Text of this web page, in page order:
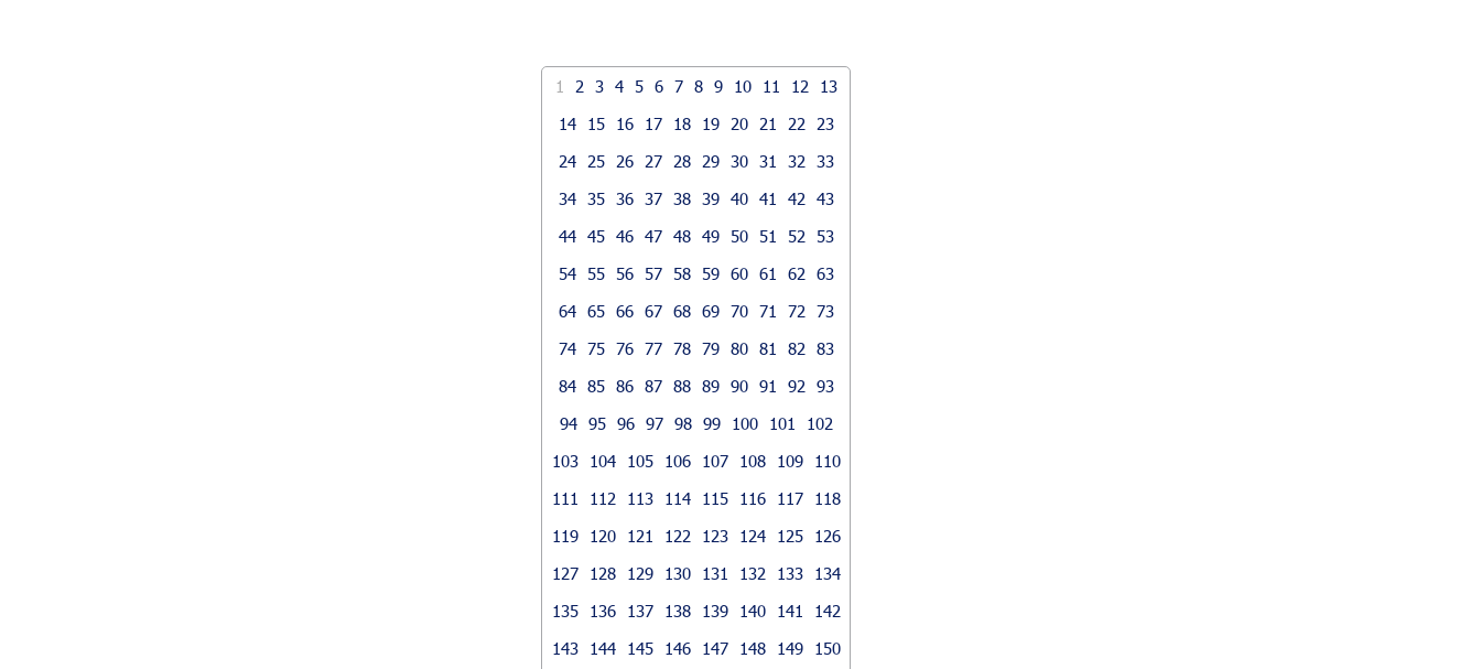
1 2 3 4 5 6 7 8 9 10 11 12
13
14
15 16 17 18 19 20 21 22
23
24
25 26 27 28 29 30 31 32
33
34 35 36 37 38 39 40 41 42
43
44 45 46 47 48 49 50 51 52
53
54 55 56 57 58 59 60 61 62
63
64 65 66 67 68 69 70 71 72
73
74 75 76 77 78 79 80 81 82
83
84 85 86 87 88 89 90 91 92
93
94 95 96 97 98 99 100 101
102
103
104 105 106 107 108 109
110
111
112 113 114 115 116 117
118
119
120 121 122 123 124 125
126
127
128 129 130 131 132 133
134
135
136 137 138 139 140 141
142
143
144 145 146 147 148 149
150